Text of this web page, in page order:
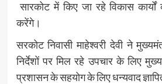
सारकोट में किए जा रहे विकास कार्यों
करेंगे।
सरकोट निवासी माहेश्वरी देवी ने
निर्देशों पर मिल रहे उपचार के लिए
प्रशासन के सहयोग के लिए धन्यवाद